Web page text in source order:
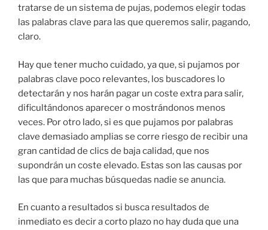
tratarse de un sistema de pujas, podemos elegir todas
las palabras clave para las que queremos salir, pagando,
claro.
Hay que tener mucho cuidado, ya que, si pujamos por
palabras clave poco relevantes, los buscadores lo
detectarán y nos harán pagar un coste extra para salir,
dificultándonos aparecer o mostrándonos menos
veces. Por otro lado, si es que pujamos por palabras
clave demasiado amplias se corre riesgo de recibir una
gran cantidad de clics de baja calidad, que nos
supondrán un coste elevado. Estas son las causas por
las que para muchas búsquedas nadie se anuncia.
En cuanto a resultados si busca resultados de
inmediato es decir a corto plazo no hay duda que una